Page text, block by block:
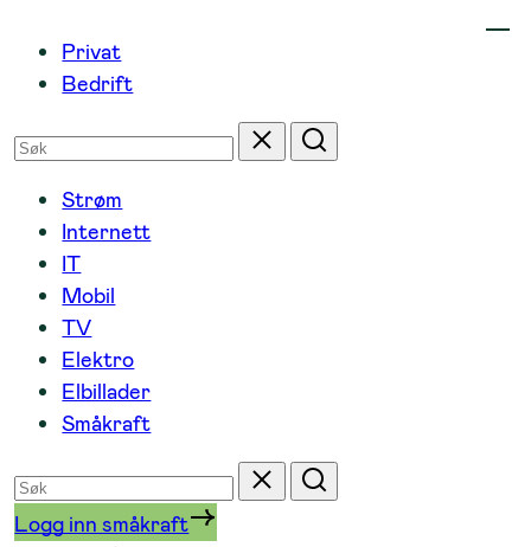
innhold
Privat
Bedrift
Søk
etter
Tilbakestill
Søk
Strøm
Internett
IT
Mobil
TV
Elektro
Elbillader
Småkraft
Søk
etter
Tilbakestill
Søk
Logg inn småkraft